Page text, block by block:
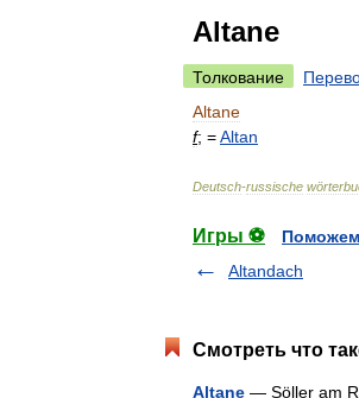
Altane
Толкование
Altane
f; =Altan
Deutsch-russische
Игры ⚽
Altandach
Смотреть что
Altane — Söller am